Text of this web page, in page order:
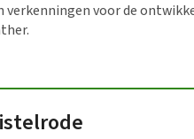
verkenningen voor de